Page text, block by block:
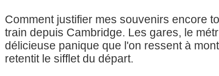
Comment justifier mes souvenirs encore
train depuis Cambridge. Les gares, le
délicieuse panique que l'on ressent à
retentit le sifflet du départ.